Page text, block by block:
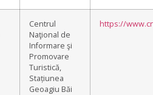
Centrul
Naţional de
Informare şi
Promovare
Turistică,
Stațiunea
Geoagiu Băi
https://